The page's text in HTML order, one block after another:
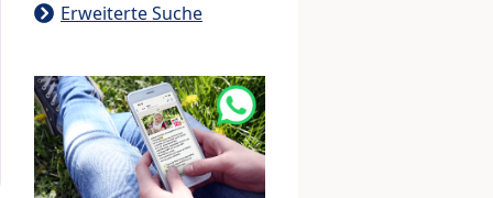
Erweiterte Suche